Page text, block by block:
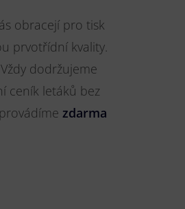
obracejí pro tisk
prvotřídní kvality.
dodržujeme
ceník letáků bez
zdarma